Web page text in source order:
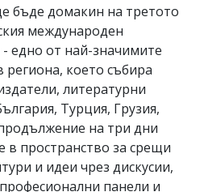
бъде домакин на третото
международен
едно от най-значимите
региона, което събира
литературни
Турция, Грузия,
на три дни
в пространство за срещи
и идеи чрез дискусии,
панели и